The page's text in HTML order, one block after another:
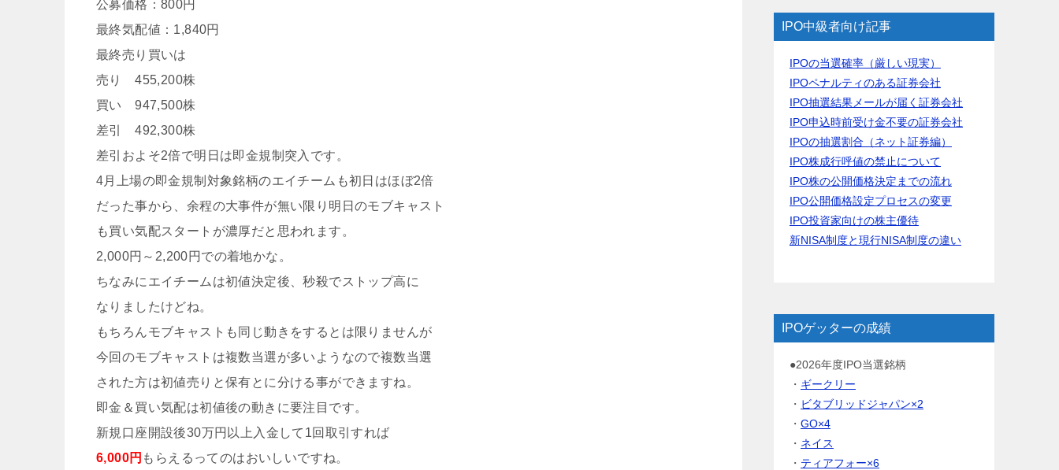
公募価格：800円
最終気配値：1,840円
最終売り買いは
売り 455,200株
買い 947,500株
差引 492,300株
差引およそ2倍で明日は即金規制突入です。
4月上場の即金規制対象銘柄のエイチームも初日はほぼ2倍
だった事から、余程の大事件が無い限り明日のモブキャスト
も買い気配スタートが濃厚だと思われます。
2,000円～2,200円での着地かな。
ちなみにエイチームは初値決定後、秒殺でストップ高に
なりましたけどね。
もちろんモブキャストも同じ動きをするとは限りませんが
今回のモブキャストは複数当選が多いようなので複数当選
された方は初値売りと保有とに分ける事ができますね。
即金＆買い気配は初値後の動きに要注目です。
新規口座開設後30万円以上入金して1回取引すれば
6,000円 もらえるってのはおいしいですね。
IPO中級者向け記事
IPOの当選確率（厳しい現実）
IPOペナルティのある証券会社
IPO抽選結果メールが届く証券会社
IPO申込時前受け金不要の証券会社
IPOの抽選割合（ネット証券編）
IPO株成行呼値の禁止について
IPO株の公開価格決定までの流れ
IPO公開価格設定プロセスの変更
IPO投資家向けの株主優待
新NISA制度と現行NISA制度の違い
IPOゲッターの成績
●2026年度IPO当選銘柄
・ ギークリー
・ ビタブリッドジャパン×2
・ GO×4
・ ネイス
・ ティアフォー×6